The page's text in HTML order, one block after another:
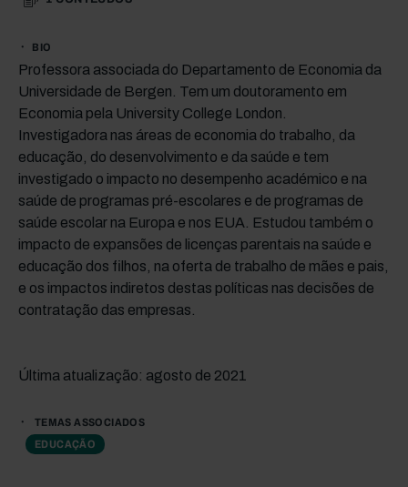
BIO
Professora associada do Departamento de Economia da
Universidade de Bergen. Tem um doutoramento em
Economia pela University College London.
Investigadora nas áreas de economia do trabalho, da
educação, do desenvolvimento e da saúde e tem
investigado o impacto no desempenho académico e na
saúde de programas pré-escolares e de programas de
saúde escolar na Europa e nos EUA. Estudou também o
impacto de expansões de licenças parentais na saúde e
educação dos filhos, na oferta de trabalho de mães e pais,
e os impactos indiretos destas políticas nas decisões de
contratação das empresas.
Última atualização: agosto de 2021
TEMAS ASSOCIADOS
EDUCAÇÃO